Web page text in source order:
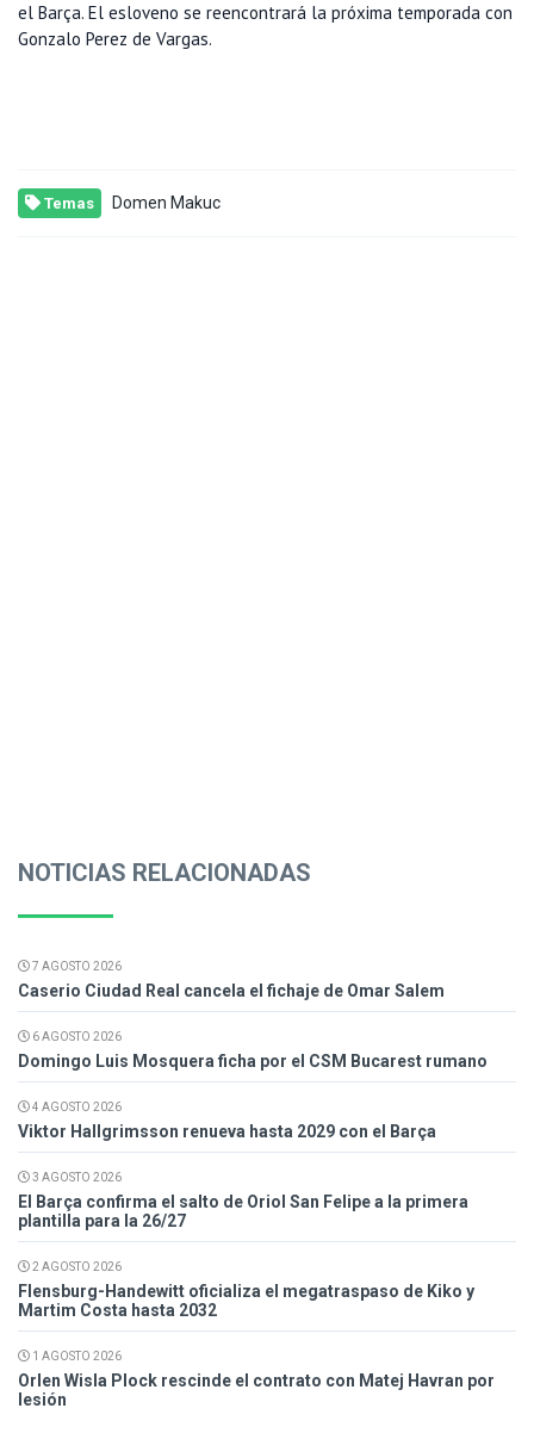
el Barça. El esloveno se reencontrará la próxima temporada con
Gonzalo Perez de Vargas.
Temas Domen Makuc
NOTICIAS RELACIONADAS
7 AGOSTO 2026
Caserio Ciudad Real cancela el fichaje de Omar Salem
6 AGOSTO 2026
Domingo Luis Mosquera ficha por el CSM Bucarest rumano
4 AGOSTO 2026
Viktor Hallgrimsson renueva hasta 2029 con el Barça
3 AGOSTO 2026
El Barça confirma el salto de Oriol San Felipe a la primera
plantilla para la 26/27
2 AGOSTO 2026
Flensburg-Handewitt oficializa el megatraspaso de Kiko y
Martim Costa hasta 2032
1 AGOSTO 2026
Orlen Wisla Plock rescinde el contrato con Matej Havran por
lesión